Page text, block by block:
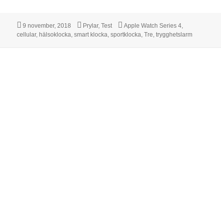
Postat
9 november, 2018 Kategorier
Prylar,Test Taggar
Apple Watch Series 4,
cellular,hälsoklocka,smart klocka,sportklocka,Tre,trygghetslarm